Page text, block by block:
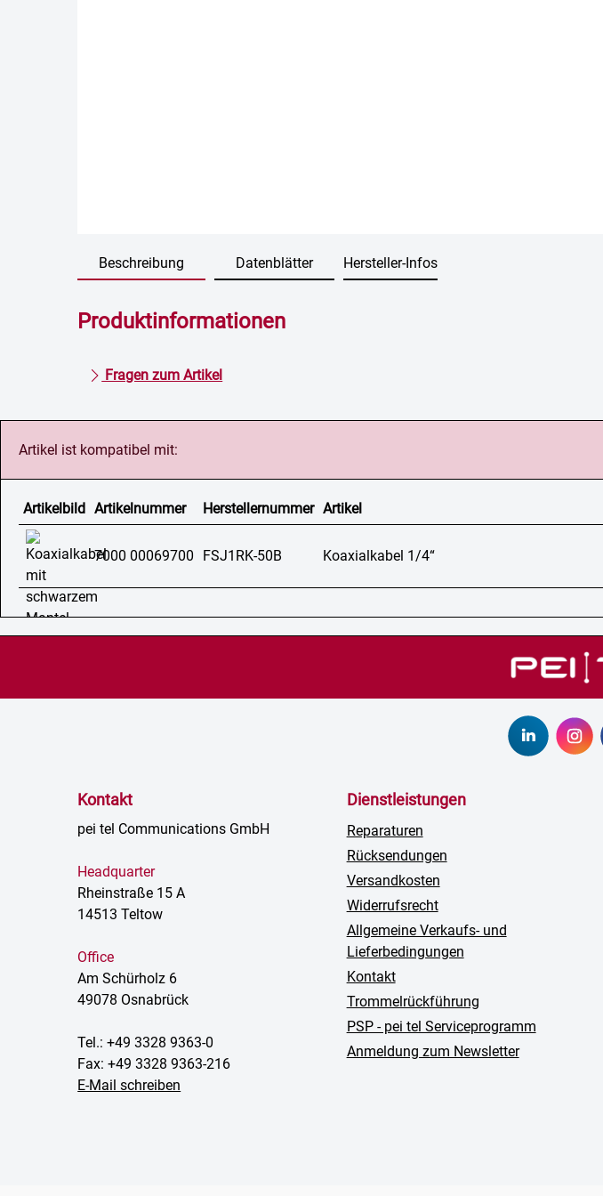
Beschreibung Datenblätter Hersteller-Infos
Produktinformationen
Fragen zum Artikel
Artikel ist kompatibel mit:
Artikelbild Artikelnummer Herstellernummer Artikel
7000 00069700 FSJ1RK-50B Koaxialkabel 1/4“
Kontakt
pei tel Communications GmbH
Headquarter
Rheinstraße 15 A
14513 Teltow
Office
Am Schürholz 6
49078 Osnabrück
Tel.: +49 3328 9363-0
Fax: +49 3328 9363-216
E-Mail schreiben
Dienstleistungen
Reparaturen
Rücksendungen
Versandkosten
Widerrufsrecht
Allgemeine Verkaufs- und
Lieferbedingungen
Kontakt
Trommelrückführung
PSP - pei tel Serviceprogramm
Anmeldung zum Newsletter